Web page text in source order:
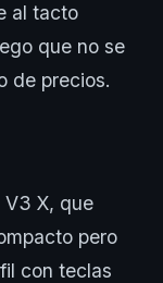
al tacto
que no se
de precios.
V3 X, que
pero
con teclas